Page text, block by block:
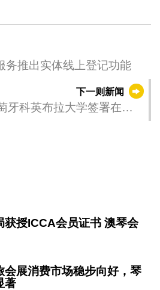
务推出实体线上登记功能
下一则新闻
牙科英布拉大学签署在横
获授ICCA会员证书 澳琴会
会展消费市场稳步向好，琴
著